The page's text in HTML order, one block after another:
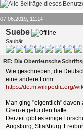
07.06.2019, 12:14
Suebe
Saubär
RE: Die Oberdeutsche
Wie geschrieben, die
eine andere Form:
https://de.m.wikipedia.org/
Man ging "eigentlich" davon
Grenze gefunden hatte.
Derzeit gibt es einige
Augsburg, Straßburg,